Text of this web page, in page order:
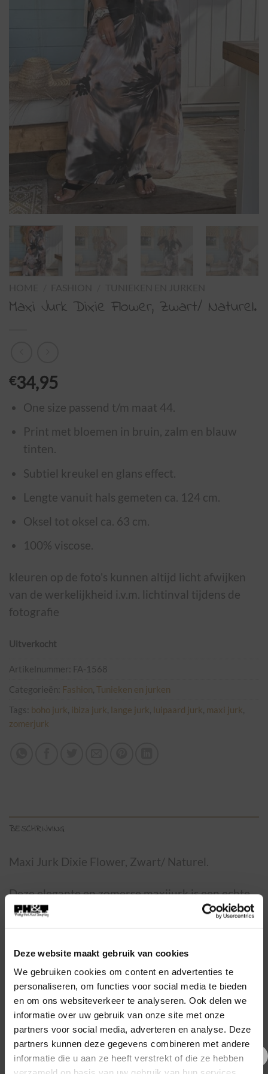
Deze website maakt gebruik van cookies
We gebruiken cookies om content en advertenties te
personaliseren, om functies voor social media te bieden
en om ons websiteverkeer te analyseren. Ook delen we
informatie over uw gebruik van onze site met onze
partners voor social media, adverteren en analyse. Deze
partners kunnen deze gegevens combineren met andere
informatie die u aan ze heeft verstrekt of die ze hebben
Maxi Jurk Dixie Flower, Zwart/ Naturel.
€34,95
One size passend t/m maat 44.
Print met bloemen in bruin, zalm en blauw
tinten.
Subtiel kreukel en glans effect.
Lengte vanuit hals gemeten ca. 124 cm.
Oksel tot oksel ca. 63 cm.
100% viscose.
kleuren op de foto's kunnen altijd licht afwijken
van de werkelijkheid i.v.m. lichtinval tijdens de
fotografie
Uitverkocht
Artikelnummer: FA-1568
Categorieën: Fashion Tunieken en jurken
Tags: boho jurk ibiza jurk lange jurk luipaard jurk maxi jurk
zomerjurk
BESCHRIJVING
Maxi Jurk Dixie Flower, Zwart/ Naturel.
Deze elegante en zomerse maxijurk is een echte
eyecatcher met haar subtiele glanseffect en
luchtig vallende stof. Het stijlvolle dessin in
zorgt voor een comfortabele en vrouwelijke look.
De jurk is one size en geschikt t/m maat 44.
Perfect voor een dag op het strand, een zomerse
lunch of een avondje uit. Combineer met een
lange ketting en sandalen voor een ontspannen